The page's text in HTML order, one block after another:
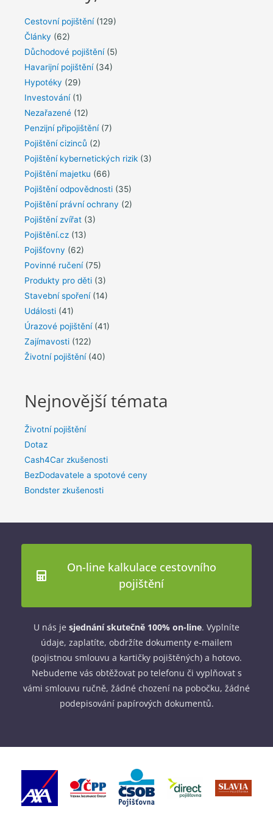
Cestovní pojištění(129)
Články (62)
Důchodové pojištění(5)
Havarijní pojištění(34)
Hypotéky (29)
Investování(1)
Nezařazené (12)
Penzijní připojištění(7)
Pojištění cizinců (2)
Pojištění kybernetických rizik (3)
Pojištění majetku (66)
Pojištění odpovědnosti (35)
Pojištění právní ochrany (2)
Pojištění zvířat (3)
Pojištění.cz (13)
Pojišťovny (62)
Povinné ručení(75)
Produkty pro děti (3)
Stavební spoření(14)
Události (41)
Úrazové pojištění(41)
Zajímavosti (122)
Životní pojištění(40)
Nejnovější témata
Životní pojištění
Dotaz
Cash4Car zkušenosti
BezDodavatele a spotové ceny
Bondster zkušenosti
On-line kalkulace cestovního
pojištění
U nás je sjednání skutečně 100% on-line. Vyplníte
údaje, zaplatíte, obdržíte dokumenty e-mailem
(pojistnou smlouvu a kartičky pojištěných) a hotovo.
Nebudeme vás obtěžovat po telefonu či vyplňovat s
vámi smlouvu ručně, žádné chození na pobočku, žádné
podepisování papírových dokumentů.